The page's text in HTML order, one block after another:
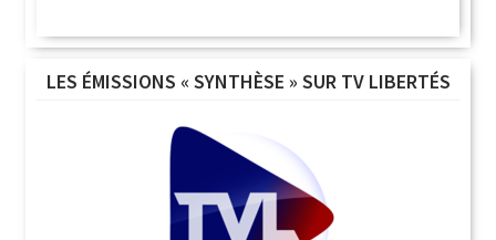
LES ÉMISSIONS « SYNTHÈSE » SUR TV LIBERTÉS